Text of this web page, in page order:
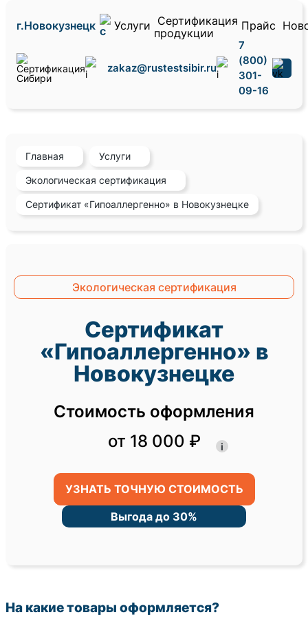
г.Новокузнецк Услуги Сертификация
продукции Прайс
zakaz@rustestsibir.ru
7
(800)
301-
09-16
Главная Услуги
Экологическая сертификация
Сертификат «Гипоаллергенно» в Новокузнецке
Экологическая сертификация
Сертификат
«Гипоаллергенно» в
Новокузнецке
Стоимость оформления
от 18 000 ₽
i
УЗНАТЬ ТОЧНУЮ СТОИМОСТЬ
Выгода до 30%
На какие товары оформляется?